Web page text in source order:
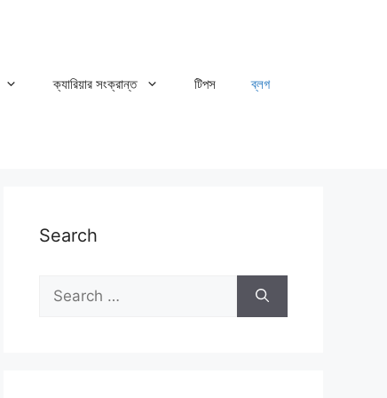
ক্যারিয়ার সংক্রান্ত টিপস ব্লগ
Search
Search
for: